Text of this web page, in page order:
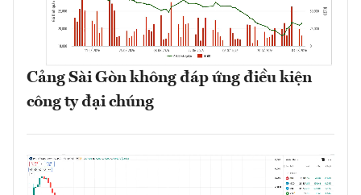
Cảng Sài Gòn không đáp ứng điều kiện
công ty đại chúng